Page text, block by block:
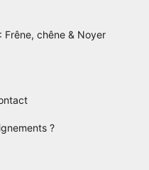
Frêne, chêne & Noyer
?